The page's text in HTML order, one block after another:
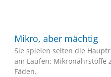
Mikro, aber mächtig
Sie spielen selten die
am Laufen:
Fäden.